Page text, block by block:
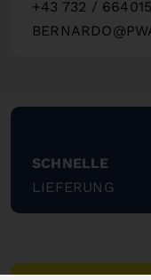
+43 732 / 664015
SCHNELLE
LIEFERUNG
"